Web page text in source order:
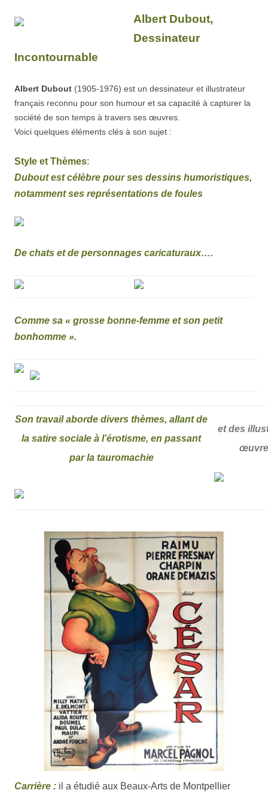
Albert Dubout,
Dessinateur
Incontournable
Albert Dubout (1905-1976) est un dessinateur et illustrateur
français reconnu pour son humour et sa capacité à capturer la
société de son temps à travers ses œuvres.
Voici quelques éléments clés à son sujet :
Style et Thèmes:
Dubout est célèbre pour ses dessins humoristiques,
notamment ses représentations de foules
De chats et de personnages caricaturaux….
Comme sa « grosse bonne-femme et son petit
bonhomme ».
Son travail aborde divers thèmes, allant de
la satire sociale à l’érotisme, en passant
par la tauromachie
et des
Carrière : il a étudié aux Beaux-Arts de Montpellier